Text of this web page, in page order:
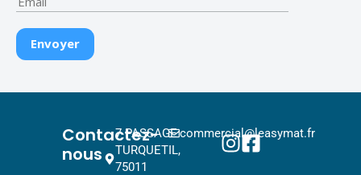
Contactez-
nous
7 PASSAGE
TURQUETIL,
75011
commercial@leasymat.fr